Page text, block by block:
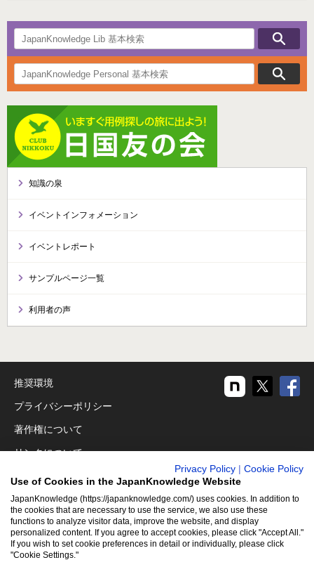
知識の泉
イベントインフォメーション
イベントレポート
サンプルページ一覧
利用者の声
推奨環境
プライバシーポリシー
著作権について
リンクについて
免責事項
運営会社
アクセシビリティ対応
クッキーポリシー
Privacy Policy
Cookie Policy
Use of Cookies in the JapanKnowledge Website
JapanKnowledge (https://japanknowledge.com/) uses cookies. In addition to
the cookies that are necessary to use the service, we also use these
functions to analyze visitor data, improve the website, and display
personalized content. If you agree to accept cookies, please click "Accept All."
If you wish to set cookie preferences in detail or individually, please click
"Cookie Settings."